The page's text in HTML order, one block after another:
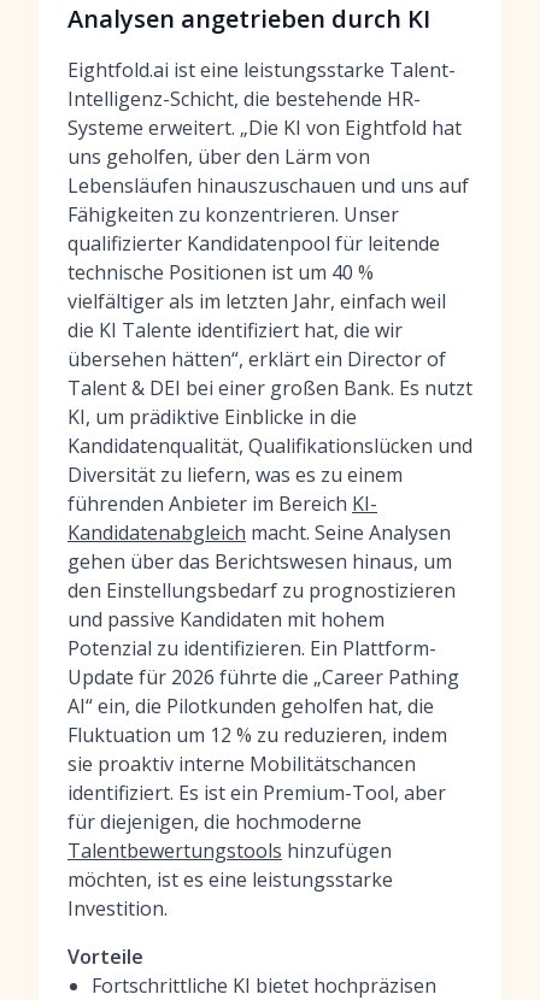
Analysen angetrieben durch KI
Eightfold.ai ist eine leistungsstarke Talent-
Intelligenz-Schicht, die bestehende HR-
Systeme erweitert. „Die KI von Eightfold hat
uns geholfen, über den Lärm von
Lebensläufen hinauszuschauen und uns auf
Fähigkeiten zu konzentrieren. Unser
qualifizierter Kandidatenpool für leitende
technische Positionen ist um 40 %
vielfältiger als im letzten Jahr, einfach weil
die KI Talente identifiziert hat, die wir
übersehen hätten“, erklärt ein Director of
Talent & DEI bei einer großen Bank. Es nutzt
KI, um prädiktive Einblicke in die
Kandidatenqualität, Qualifikationslücken und
Diversität zu liefern, was es zu einem
führenden Anbieter im Bereich KI-
Kandidatenabgleich macht. Seine Analysen
gehen über das Berichtswesen hinaus, um
den Einstellungsbedarf zu prognostizieren
und passive Kandidaten mit hohem
Potenzial zu identifizieren. Ein Plattform-
Update für 2026 führte die „Career Pathing
AI“ ein, die Pilotkunden geholfen hat, die
Fluktuation um 12 % zu reduzieren, indem
sie proaktiv interne Mobilitätschancen
identifiziert. Es ist ein Premium-Tool, aber
für diejenigen, die hochmoderne
Talentbewertungstools hinzufügen
möchten, ist es eine leistungsstarke
Investition.
Vorteile
Fortschrittliche KI bietet hochpräzisen